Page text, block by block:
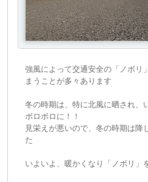
強風によって交通安全の「ノボリ
まうことが多々あります
冬の時期は、特に北風に晒され、
ボロボロに！！
見栄えが悪いので、冬の時期は降
た
いよいよ、暖かくなり「ノボリ」